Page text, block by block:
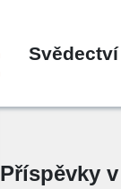
Svědectví
Příspěvky